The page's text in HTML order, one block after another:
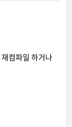
컴파일 하거나